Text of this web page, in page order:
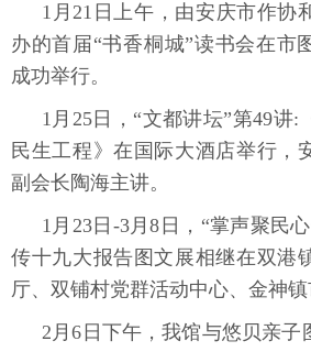
1月21日上午，由安庆市作协
办的首届“书香桐城”读书会在市
成功举行。
1月25日，“文都讲坛”第49讲:
民生工程》在国际大酒店举行，
副会长陶海主讲。
1月23日-3月8日，“掌声聚民
传十九大报告图文展相继在双港
厅、双铺村党群活动中心、金神镇
2月6日下午，我馆与悠贝亲子